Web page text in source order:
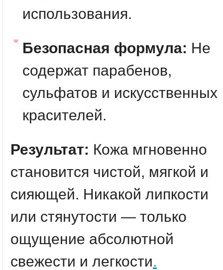
использования.
Безопасная формула: Не
содержат парабенов,
сульфатов и искусственных
красителей.
Результат: Кожа мгновенно
становится чистой, мягкой и
сияющей. Никакой липкости
или стянутости — только
ощущение абсолютной
свежести и легкости.